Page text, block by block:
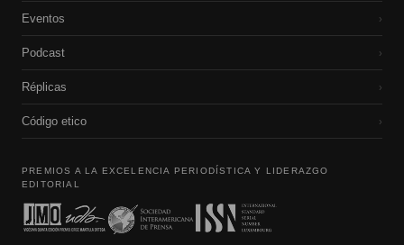
Eventos ›
Podcast ›
Réplicas ›
Código etico ›
PREMIOS A LA EXCELENCIA PERIODÍSTICA Y LIDERAZGO
EDITORIAL